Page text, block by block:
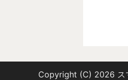
Copyright (C) 2026 ス